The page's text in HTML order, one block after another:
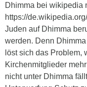
Dhimma bei wikipedia
https://
Juden auf Dhimma
werden. Denn
löst sich das Problem,
Kirchenmitglieder
nicht unter Dhimma